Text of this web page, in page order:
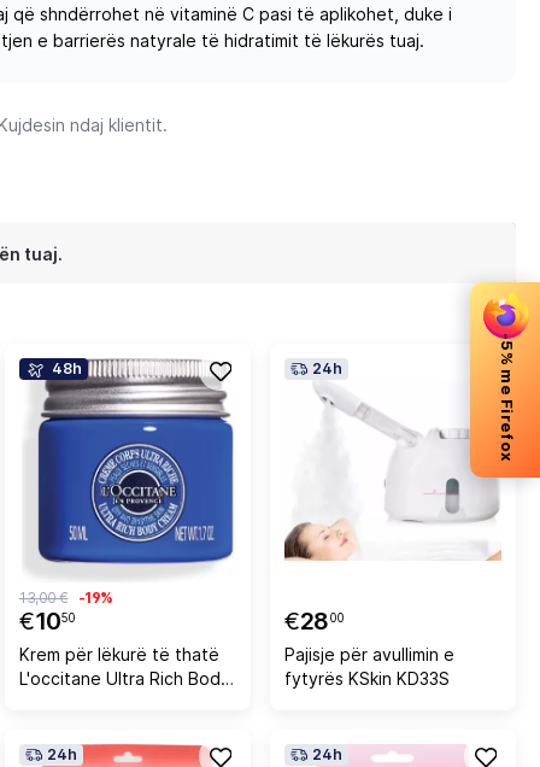
-5% me Firefox
shndërrohet në vitaminë C pasi të aplikohet, duke i
e barrierës natyrale të hidratimit të lëkurës tuaj.
ndaj klientit.
tuaj.
48h
€1050
13,00 € -19%
Krem për lëkurë të thatë
L'occitane Ultra Rich Body
24h
€2800
Pajisje për avullimin e
fytyrës KSkin KD33S
24h 24h